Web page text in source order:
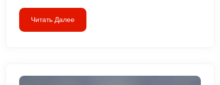
Читать Далее